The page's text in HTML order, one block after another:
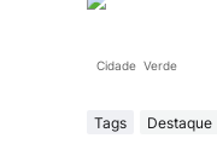
Cidade Verde
Tags Destaque